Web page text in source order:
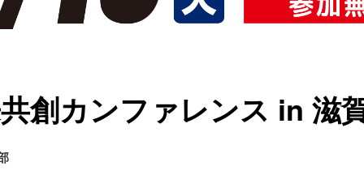
創カンファレンス in 滋